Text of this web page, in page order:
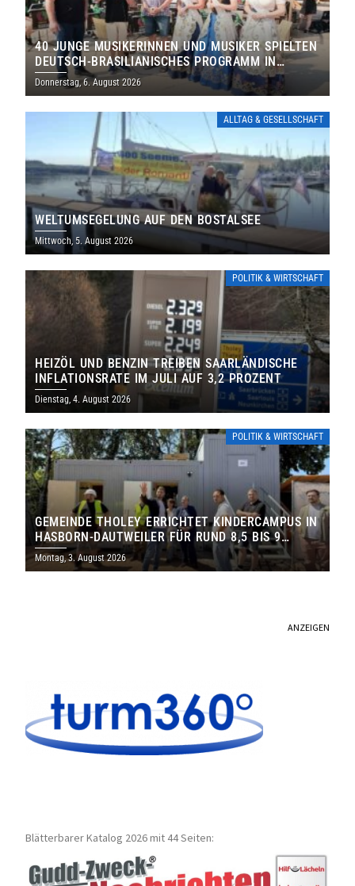
40 JUNGE MUSIKERINNEN UND MUSIKER SPIELTEN
DEUTSCH-BRASILIANISCHES PROGRAMM IN
THOLEY
Donnerstag, 6. August 2026
ALLTAG & GESELLSCHAFT
WELTUMSEGELUNG AUF DEN BOSTALSEE
Mittwoch, 5. August 2026
POLITIK & WIRTSCHAFT
HEIZÖL UND BENZIN TREIBEN SAARLÄNDISCHE
INFLATIONSRATE IM JULI AUF 3,2 PROZENT
Dienstag, 4. August 2026
POLITIK & WIRTSCHAFT
GEMEINDE THOLEY ERRICHTET KINDERCAMPUS IN
HASBORN-DAUTWEILER FÜR RUND 8,5 BIS 9
MILLIONEN EURO
Montag, 3. August 2026
ANZEIGEN
Blätterbarer Katalog 2026 mit 44 Seiten: